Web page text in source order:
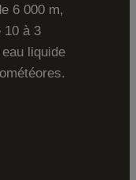
6 000 m,
10 à 3
liquide